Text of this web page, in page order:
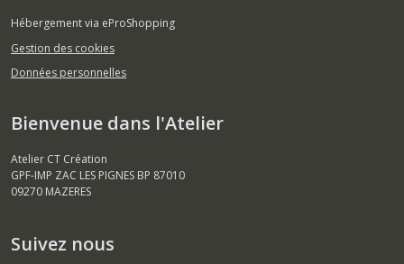
Hébergement via eProShopping
Gestion des cookies
Données personnelles
Bienvenue dans l'Atelier
Atelier CT Création
GPF-IMP ZAC LES PIGNES BP 87010
09270 MAZERES
Suivez nous